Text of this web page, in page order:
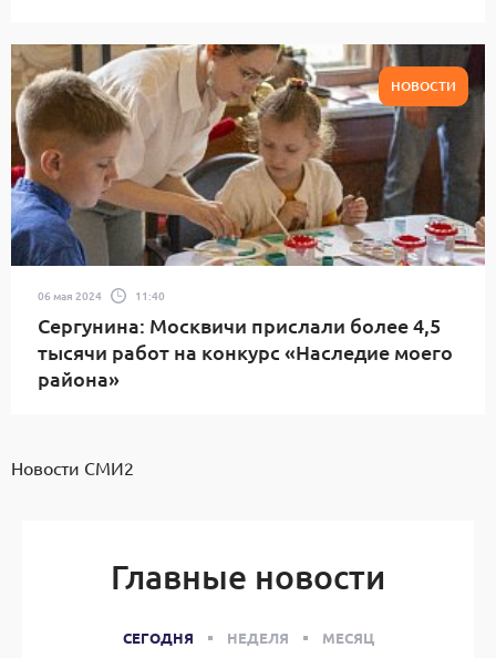
НОВОСТИ
06 мая 2024 11:40
Сергунина: Москвичи прислали более 4,5
тысячи работ на конкурс «Наследие моего
района»
Новости СМИ2
Главные новости
СЕГОДНЯ НЕДЕЛЯ МЕСЯЦ